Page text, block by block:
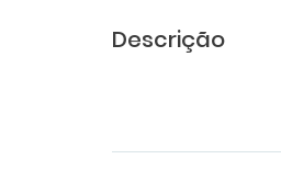
Descrição